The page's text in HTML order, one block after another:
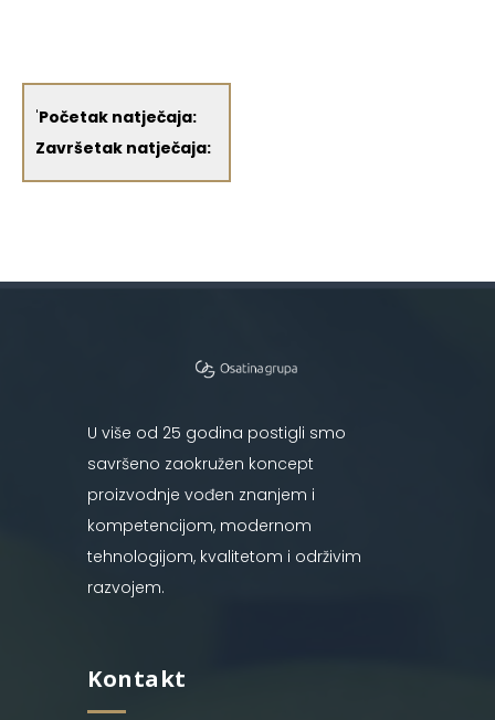
'Početak natječaja:
Završetak natječaja:
U više od 25 godina postigli smo
savršeno zaokružen koncept
proizvodnje vođen znanjem i
kompetencijom, modernom
tehnologijom, kvalitetom i održivim
razvojem.
Kontakt